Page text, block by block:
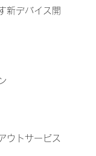
新デバイス開
ウトサービス